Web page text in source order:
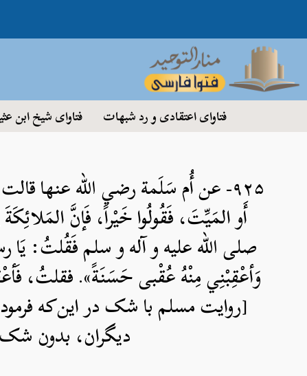
فتاوای اعتقادی و رد شبهات فتاوای شیخ ابن
۹۲۵- عن أُم سَلَمة رضي الله عنها
أَو المَيِّتَ، فَقُولُوا خَيْراً، فَإنَّ
صلی الله علیه و آله و سلم فَقُلتُ: يَا
وَأعْقِبْنِي مِنْهُ عُقْبى حَسَنَةً». فقلتُ،
[روایت مسلم با شک در این‌که
دیگران، بدون شک